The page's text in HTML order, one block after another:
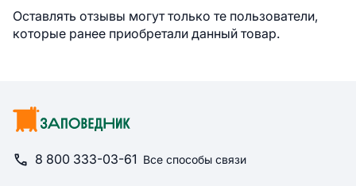
Оставлять отзывы могут только те пользователи,
которые ранее приобретали данный товар.
8 800 333-03-61 Все способы связи